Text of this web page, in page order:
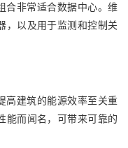
合非常适合数据中心。维
，以及用于监测和控制关
高建筑的能源效率至关重
能而闻名，可带来可靠的